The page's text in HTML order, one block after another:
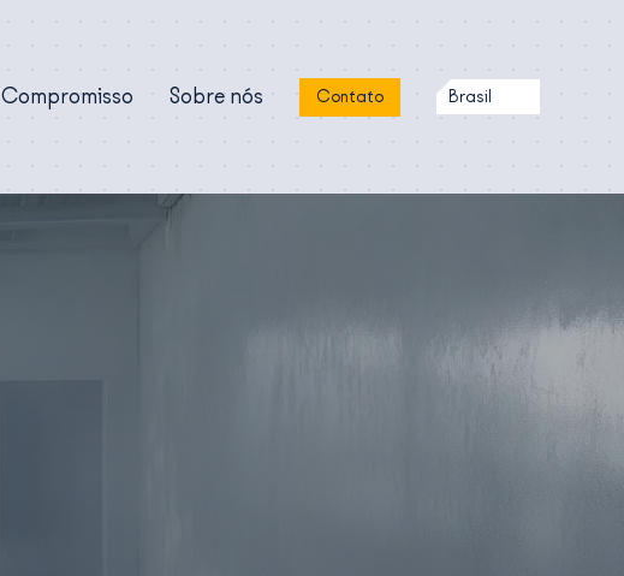
Compromisso Sobre nós Contato Brasil